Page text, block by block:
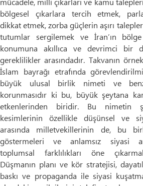
bölgesel çıkarlara tercih etmek,
dikkat etmek, zorba güçlerin aşırı
tutumlar sergilemek ve İran’ın
konumuna akıllıca ve devrimci bir
gereklilikler arasındadır. Takvanın
İslam bayrağı etrafında
büyük ulusal birlik nimeti ve
korunmasıdır ki bu, büyük şeytana
etkenlerinden biridir. Bu nimetin
kesimlerinin özellikle düşünsel ve
arasında milletvekillerinin de, bu
göstermeleri ve anlamsız siyasi
toplumsal farklılıkları öne
Düşmanın planı ve kör stratejisi,
baskı ve propaganda ile siyasi